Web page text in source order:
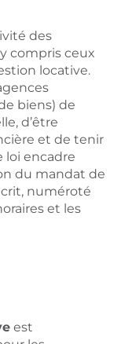
des
compris ceux
locative.
biens) de
d’être
et de tenir
loi encadre
du mandat de
numéroté
et les
est